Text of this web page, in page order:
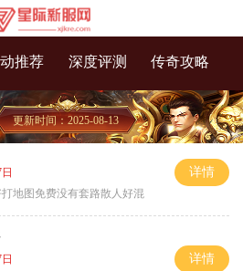
推荐 深度评测 传奇攻略
更新时间：2025-08-13
地图免费没有套路散人好混
详情
详情